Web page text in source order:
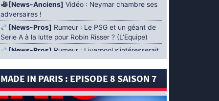
[News-Anciens] Vidéo : Neymar chambre ses
adversaires !
[News-Pros] Rumeur : Le PSG et un géant de
Serie A à la lutte pour Robin Risser ? (L’Equipe)
[News-Pros] Rumeur : Liverpool s’intéresserait
à Ibrahim Mbaye en plus de Bradley Barcola
(Fabrizio Romano)
[News-Pros]Rumeur : Accord contractuel
trouvé entre le PSG et Mika Godts (Fabrizio
MADE IN PARIS : EPISODE 8 SAISON 7